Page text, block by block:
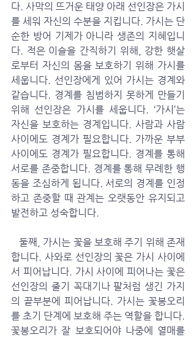
다. 사막의 뜨거운 태양 아래 선인장은 가시
를 세워 자신의 수분을 지킵니다. 가시는 단
순한 방어 기제가 아니라 생존의 지혜입니
다. 적은 이슬을 간직하기 위해, 강한 햇살
로부터 자신의 몸을 보호하기 위해 가시를
세웁니다. 선인장에게 있어 가시는 경계와
같습니다. 경계를 침범하지 못하게 만들기
위해 선인장은 가시를 세웁니다. ‘가시’는
자신을 보호하는 경계입니다. 사람과 사람
사이에도 경계가 필요합니다. 가까운 부부
사이에도 경계가 필요합니다. 경계를 통해
서로를 존중합니다. 경계를 통해 무례한 행
동을 조심하게 됩니다. 서로의 경계를 인정
하고 존중할 때 관계는 오랫동안 유지되고
발전하고 성숙합니다.
합니다. 사와로 선인장의 꽃은 가시 사이에
서 피어납니다. 가시 사이에 피어나는 꽃은
선인장의 줄기 꼭대기나 팔처럼 생긴 가지
의 끝부분에 피어납니다. 가시는 꽃봉오리
를 초기 단계에 보호해 주는 역할을 합니다.
꽃봉오리가 잘 보호되어야 나중에 열매를